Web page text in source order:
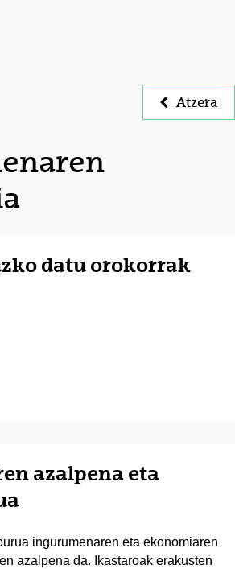
Atzera
datu orokorrak
azalpena eta
ingurumenaren eta ekonomiaren
azalpena da. Ikastaroak erakusten